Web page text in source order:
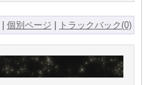
個別ページ トラックバック(0)